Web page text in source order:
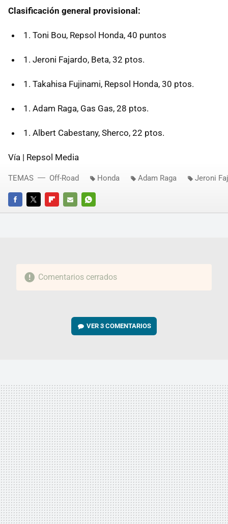
Clasificación general provisional:
Toni Bou, Repsol Honda, 40 puntos
Jeroni Fajardo, Beta, 32 ptos.
Takahisa Fujinami, Repsol Honda, 30 ptos.
Adam Raga, Gas Gas, 28 ptos.
Albert Cabestany, Sherco, 22 ptos.
Vía | Repsol Media
FACEBOOKTWITTERFLIPBOARD
E-
WHATSAPP
TEMAS Off-Road Honda Adam Raga Jeroni
Comentarios cerrados
VER3 COMENTARIOS